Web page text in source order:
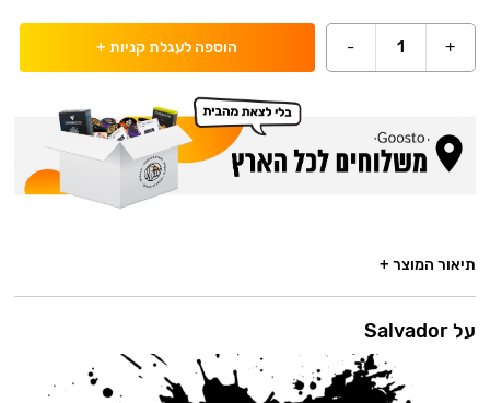
+
1
- הוספה לעגלת קניות +
תיאור המוצר +
על Salvador